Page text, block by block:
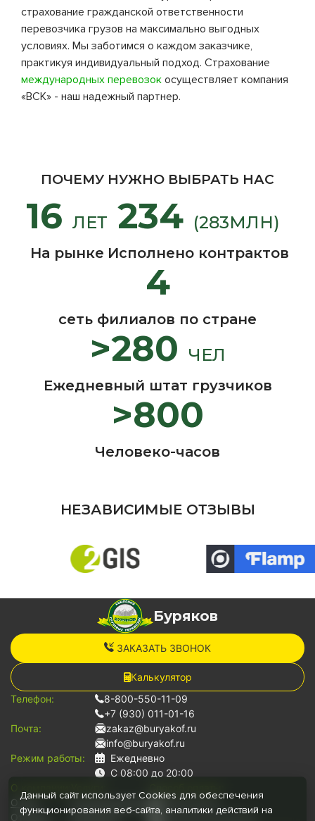
страхование гражданской ответственности
перевозчика грузов на максимально выгодных
условиях. Мы заботимся о каждом заказчике,
практикуя индивидуальный подход. Страхование
международных перевозок осуществляет компания
«ВСК» - наш надежный партнер.
ПОЧЕМУ НУЖНО ВЫБРАТЬ НАС
16 ЛЕТ
На рынке
234 (283МЛН)
Исполнено контрактов
4
сеть филиалов по стране
>280 ЧЕЛ
Ежедневный штат грузчиков
>800
Человеко-часов
НЕЗАВИСИМЫЕ ОТЗЫВЫ
Буряков
ЗАКАЗАТЬ ЗВОНОК
Калькулятор
Телефон:
8-800-550-11-09
+7 (930) 011-01-16
Почта:
zakaz@buryakof.ru
info@buryakof.ru
Режим работы:
Ежедневно
С 08:00 до 20:00
О компании:
О нас
Отзывы
Грузоперевозки
Переезды
Наличными
Банковской картой
Данный сайт использует Cookies для обеспечения
функционирования веб-сайта, аналитики действий на